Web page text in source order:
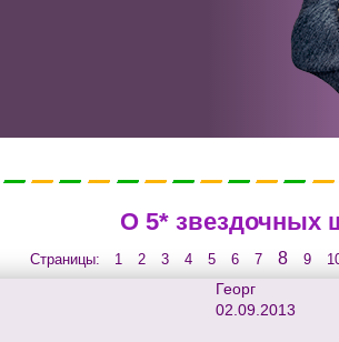
О 5* звездочных
Страницы: 1 2 3 4 5 6 7 8 9
Георг
02.09.2013